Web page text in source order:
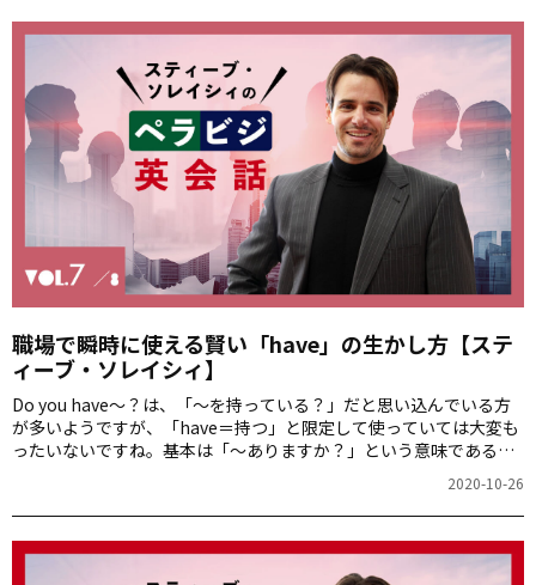
職場で瞬時に使える賢い「have」の生かし方【ステ
ィーブ・ソレイシィ】
Do you have～？は、「～を持っている？」だと思い込んでいる方
が多いようですが、「have＝持つ」と限定して使っていては大変も
ったいないですね。基本は「～ありますか？」という意味であるこ
なります。シンプルで伝わりやすい言い方を、スティーブ・ソレイ
シィさんが分かりやすく解説します。
2020-10-26